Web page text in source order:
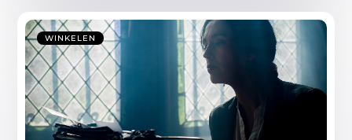
WINKELEN